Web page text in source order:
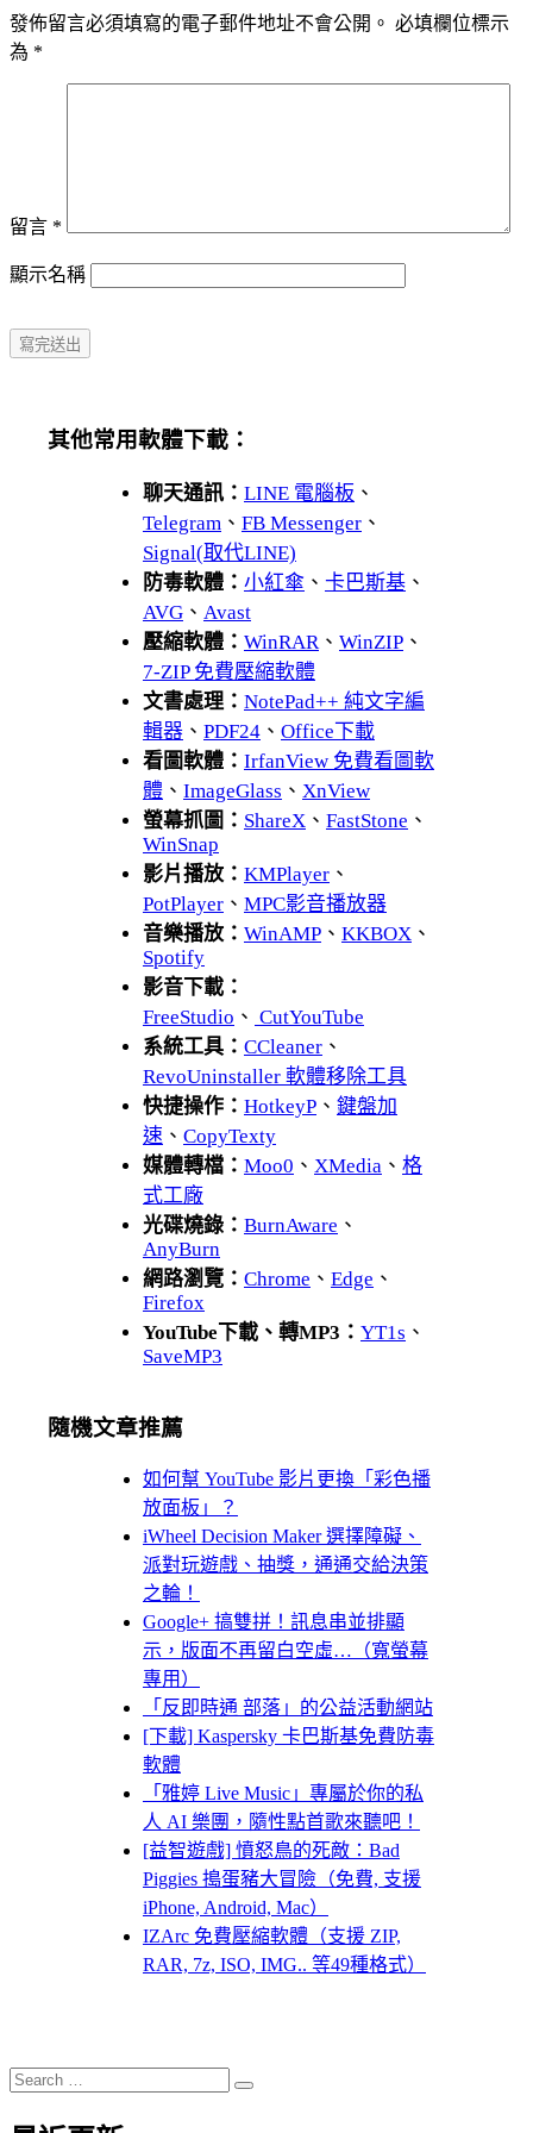
發佈留言必須填寫的電子郵件地址不會公開。 必填欄位標示
為 *
留言 *
顯示名稱
其他常用軟體下載：
聊天通訊： LINE 電腦板 、
Telegram 、 FB Messenger 、
Signal(取代LINE)
防毒軟體： 小紅傘 、 卡巴斯基 、
AVG 、 Avast
壓縮軟體： WinRAR、 WinZIP 、
7-ZIP 免費壓縮軟體
文書處理： NotePad++ 純文字編
輯器 、 PDF24 、 Office下載
看圖軟體： IrfanView 免費看圖軟
體 、 ImageGlass 、 XnView
螢幕抓圖： ShareX 、 FastStone 、
WinSnap
影片播放： KMPlayer 、
PotPlayer 、 MPC影音播放器
音樂播放： WinAMP 、 KKBOX 、
Spotify
影音下載：
FreeStudio 、 CutYouTube
系統工具： CCleaner 、
RevoUninstaller 軟體移除工具
快捷操作： HotkeyP 、 鍵盤加
速 、 CopyTexty
媒體轉檔： Moo0 、 XMedia 、 格
式工廠
光碟燒錄： BurnAware 、
AnyBurn
網路瀏覽： Chrome 、 Edge 、
Firefox
YouTube下載、轉MP3： YT1s 、
SaveMP3
隨機文章推薦
如何幫 YouTube 影片更換「彩色播
放面板」？
iWheel Decision Maker 選擇障礙、
派對玩遊戲、抽獎，通通交給決策
之輪！
Google+ 搞雙拼！訊息串並排顯
示，版面不再留白空虛…（寬螢幕
專用）
「反即時通 部落」的公益活動網站
[下載] Kaspersky 卡巴斯基免費防毒
軟體
「雅婷 Live Music」專屬於你的私
人 AI 樂團，隨性點首歌來聽吧！
[益智遊戲] 憤怒鳥的死敵：Bad
Piggies 搗蛋豬大冒險（免費, 支援
iPhone, Android, Mac）
IZArc 免費壓縮軟體（支援 ZIP,
RAR, 7z, ISO, IMG.. 等49種格式）
Search
for:
Search